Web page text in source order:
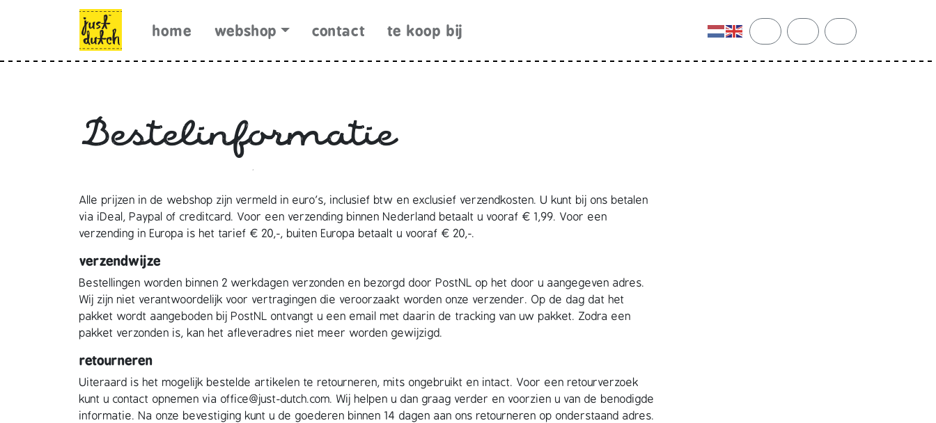
home webshop contact te koop bij
search accountcart
Bestelinformatie
Alle prijzen in de webshop zijn vermeld in euro’s, inclusief btw en exclusief verzendkosten. U kunt bij ons betalen
via iDeal, Paypal of creditcard. Voor een verzending binnen Nederland betaalt u vooraf € 1,99. Voor een
verzending in Europa is het tarief € 20,-, buiten Europa betaalt u vooraf € 20,-.
verzendwijze
Bestellingen worden binnen 2 werkdagen verzonden en bezorgd door PostNL op het door u aangegeven adres.
Wij zijn niet verantwoordelijk voor vertragingen die veroorzaakt worden onze verzender. Op de dag dat het
pakket wordt aangeboden bij PostNL ontvangt u een email met daarin de tracking van uw pakket. Zodra een
pakket verzonden is, kan het afleveradres niet meer worden gewijzigd.
retourneren
Uiteraard is het mogelijk bestelde artikelen te retourneren, mits ongebruikt en intact. Voor een retourverzoek
kunt u contact opnemen via office@just-dutch.com. Wij helpen u dan graag verder en voorzien u van de benodigde
informatie. Na onze bevestiging kunt u de goederen binnen 14 dagen aan ons retourneren op onderstaand adres.